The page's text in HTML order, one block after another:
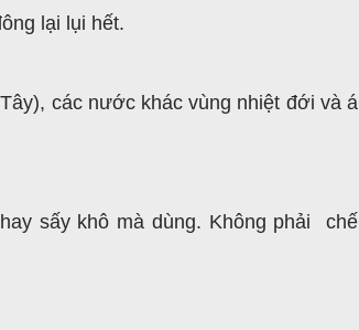
lại lụi hết.
các nước khác vùng nhiệt đới và á
sấy khô mà dùng. Không phải chế